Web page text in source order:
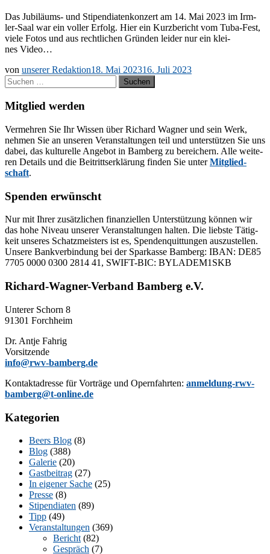
Das Ju­­bi­lä­ums- und Sti­pen­dia­ten­kon­zert am 14. Mai 2023 im Ir­m­­
ler-Saal war ein vol­ler Er­folg. Hier ein Kurz­be­richt vom Tuba-Fest,
vie­le Fo­tos und aus recht­li­chen Grün­den lei­der nur ein klei­
nes Video…
von unserer Redaktion18. Mai 202316. Juli 2023
Suchen
nach:
Mitglied werden
Ver­meh­ren Sie Ihr Wis­sen über Ri­chard Wag­ner und sein Werk,
neh­men Sie an un­se­ren Ver­an­stal­tun­gen teil und un­ter­stüt­zen Sie uns
da­bei, das kul­tu­rel­le An­ge­bot in Bam­berg zu be­rei­chern. Alle wei­te­
ren De­tails und die Bei­tritts­er­klä­rung fin­den Sie un­terMit­glied­
schaft.
Spenden erwünscht
Nur mit Ih­rer zu­sätz­li­chen fi­nan­zi­el­len Un­ter­stüt­zung kön­nen wir
das hohe Ni­veau un­se­rer Ver­an­stal­tun­gen hal­ten. Die liebs­te Tä­tig­
keit un­se­res Schatz­meis­ters ist es, Spen­den­quit­tun­gen aus­zu­stel­len.
Un­se­re Bank­ver­bin­dung bei der Spar­kas­se Bam­berg: IBAN: DE85
7705 0000 0300 2814 41, SWIFT-BIC: BYLADEM1SKB
Richard-Wagner-Verband Bamberg e.V.
Un­te­rer Schorn 8
91301 Forchheim
Dr. Ant­je Fahrig
Vorsitzende
info@rwv-bamberg.de
Kon­takt­adres­se für Vor­trä­ge und Opern­fahr­ten: anmeldung-rwv-
bamberg@t-online.de
Kategorien
Beers Blog (8)
Blog (388)
Galerie (20)
Gastbeitrag (27)
In eigener Sache (25)
Presse (8)
Stipendiaten (89)
Tipp (49)
Veranstaltungen (369)
Bericht (82)
Gespräch (7)